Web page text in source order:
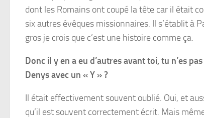
dont les Romains ont coupé la tête car il était
six autres évêques missionnaires. Il s’établit à
gros je crois que c’est une histoire comme ça.
Donc il y en a eu d’autres avant toi, tu n’es
Denys avec un « Y » ?
Il était effectivement souvent oublié. Oui, et
qu’il est souvent correctement écrit. Mais